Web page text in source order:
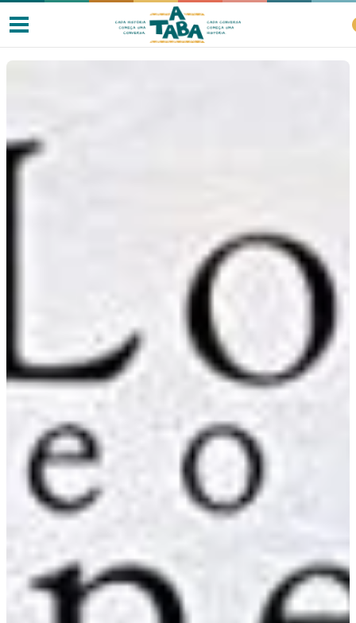
Livros
Na escola
Colunas
Conteúdos
Cursos On line